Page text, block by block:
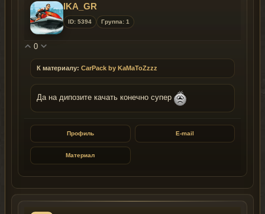
IKA_GR
ID: 5394 Группа: 1
0
К материалу: CarPack by KaMaToZzzz
Да на дипозите качать конечно супер
Профиль E-mail
Материал